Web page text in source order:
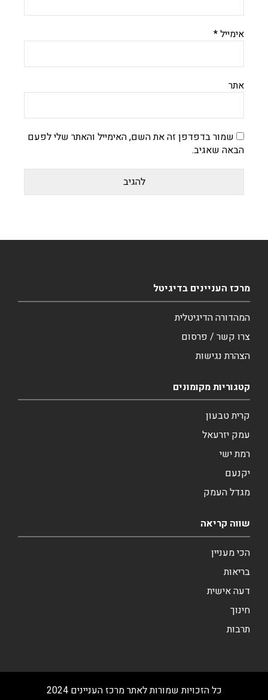
אימייל*
אתר
שמור בדפדפן זה את השם, האימייל והאתר שלי לפעם
הבאה שאגיב.
מרכז העניינים בדיגיטל
המהדורה הדיגיטלית
צרו קשר / פרסום
הצהרת נגישות
קטגוריות מקומונים
קרית טבעון
עמק יזרעאל
רמת ישי
יקנעם
מגדל העמק
שווה קריאה
הכי מעניין
בריאות
דעה אישית
חינוך
תרבות
כל הזכויות שמורות לאתר מרכז העניינים 2024